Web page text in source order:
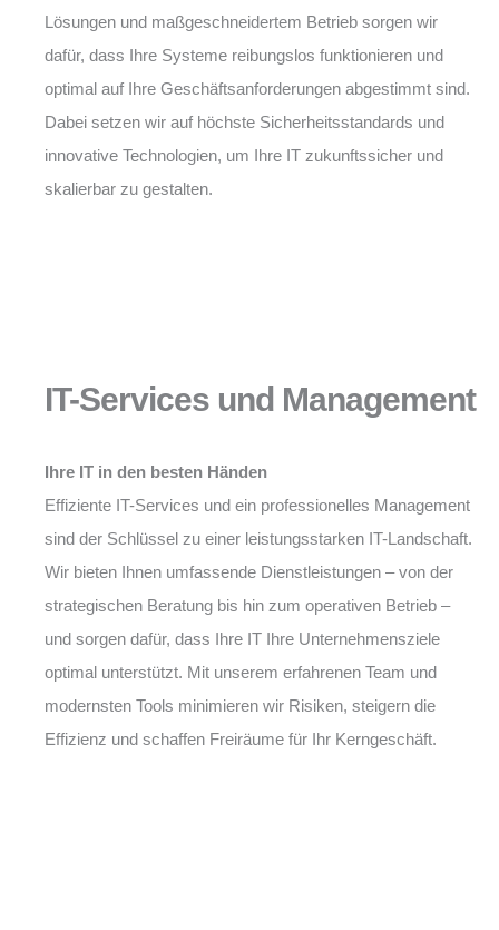
Lösungen und maßgeschneidertem Betrieb sorgen wir
dafür, dass Ihre Systeme reibungslos funktionieren und
optimal auf Ihre Geschäftsanforderungen abgestimmt sind.
Dabei setzen wir auf höchste Sicherheitsstandards und
innovative Technologien, um Ihre IT zukunftssicher und
skalierbar zu gestalten.
IT-Services und Management
Ihre IT in den besten Händen
Effiziente IT-Services und ein professionelles Management
sind der Schlüssel zu einer leistungsstarken IT-Landschaft.
Wir bieten Ihnen umfassende Dienstleistungen – von der
strategischen Beratung bis hin zum operativen Betrieb –
und sorgen dafür, dass Ihre IT Ihre Unternehmensziele
optimal unterstützt. Mit unserem erfahrenen Team und
modernsten Tools minimieren wir Risiken, steigern die
Effizienz und schaffen Freiräume für Ihr Kerngeschäft.